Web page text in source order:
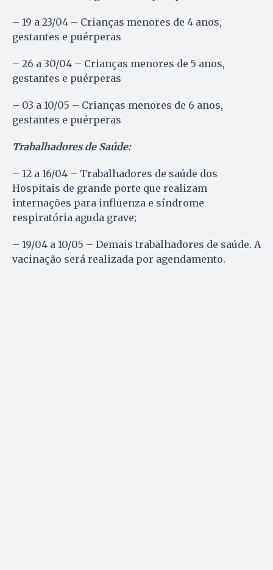
– 19 a 23/04 – Crianças menores de 4 anos,
gestantes e puérperas
– 26 a 30/04 – Crianças menores de 5 anos,
gestantes e puérperas
– 03 a 10/05 – Crianças menores de 6 anos,
gestantes e puérperas
Trabalhadores de Saúde:
– 12 a 16/04 – Trabalhadores de saúde dos
Hospitais de grande porte que realizam
internações para influenza e síndrome
respiratória aguda grave;
– 19/04 a 10/05 – Demais trabalhadores de saúde. A
vacinação será realizada por agendamento.